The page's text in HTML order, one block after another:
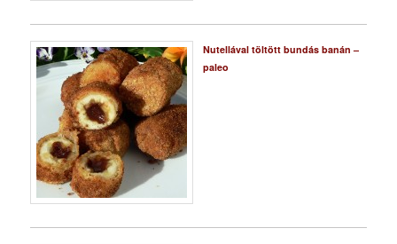
Nutellával töltött bundás banán –
paleo